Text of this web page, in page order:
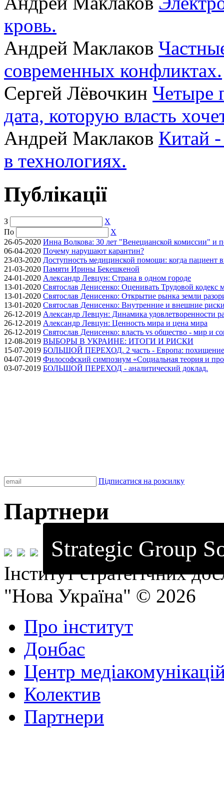
кровь.
Андрей Маклаков
современных конфликтах.
Сергей Лёвочкин Четыре
дата, которую власть
Андрей Маклаков Китай
в технологиях.
Публікації
З
X
По
X
26-05-2020 Инна Волкова: 30 лет "Венецианской комиссии" и
06-04-2020 Почему нарушают карантин?
23-03-2020 Доступность медицинской помощи: когда пациент
21-03-2020 Памяти Ирины Бекешкеной
24-01-2020 Александр Левцун: Страна в одном городе
13-01-2020 Святослав Денисенко: Оценивать Трудовой кодекс
13-01-2020 Святослав Денисенко: Открытие рынка земли
13-01-2020 Святослав Денисенко: Внутренние и внешние
26-12-2019 Александр Левцун: Динамика удовлетворенности
26-12-2019 Александр Левцун: Ценность мира и цена мира
26-12-2019 Святослав Денисенко: власть vs общество - мир и
12-08-2019 ВЫБОРЫ В УКРАИНЕ: ИТОГИ И РИСКИ
15-07-2019 БОЛЬШОЙ ПЕРЕХОД. 2 часть - Европа: похищение
04-07-2019 Философский симпозиум «Социальная теория и
03-07-2019 БОЛЬШОЙ ПЕРЕХОД - аналитический доклад.
Підписатися на розсилку
Партнери
Strategic Group
Інститут стратегічних
"Нова Україна" © 2026
Про інститут
Донбас
Центр
Колектив
Партнери